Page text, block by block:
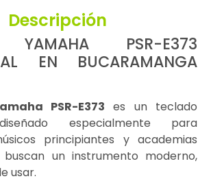
Descripción
YAMAHA PSR-E373
EN BUCARAMANGA
PSR-E373 es un teclado
especialmente para
principiantes y academias
buscan un instrumento moderno,
usar.